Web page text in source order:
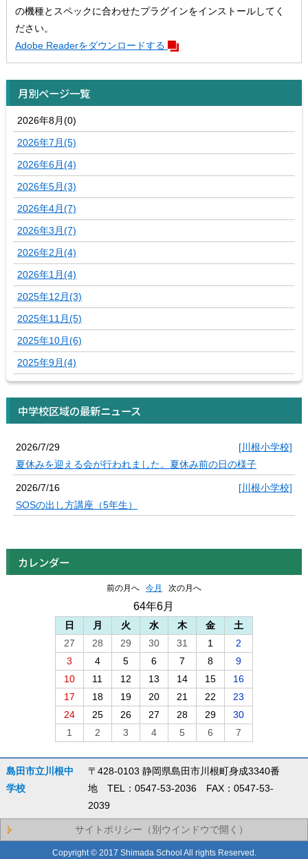
の機種とスペックに合わせたプラグインをインストールしてく
ださい。
Adobe Readerをダウンロードする
月別ページ一覧
2026年8月(0)
2026年7月(5)
2026年6月(4)
2026年5月(3)
2026年4月(7)
2026年3月(7)
2026年2月(4)
2026年1月(4)
2025年12月(3)
2025年11月(5)
2025年10月(6)
2025年9月(4)
中学校区域の最新ニュース
2026/7/29
[川根小学校]
夏休みを迎える会が行われました。夏休み前の日の様子
2026/7/16
[川根小学校]
SOSの出し方講座（5年生）
カレンダー
前の月へ 今月 次の月へ
64年6月
日 月 火 水 木 金
土
27
28 29 30 31 1
2
3
4 5 6 7 8
9
10
11 12 13 14 15
16
17
18 19 20 21 22
23
24
25 26 27 28 29
30
1
2 3 4 5 6 7
島田市立川根中
学校
〒428-0103 静岡県島田市川根町身成3340番
地 TEL：0547-53-2036 FAX：0547-53-
2039
サイトポリシー（別ウインドウで開く）
Copyright © 2017 Shimada School All rights Reserved.